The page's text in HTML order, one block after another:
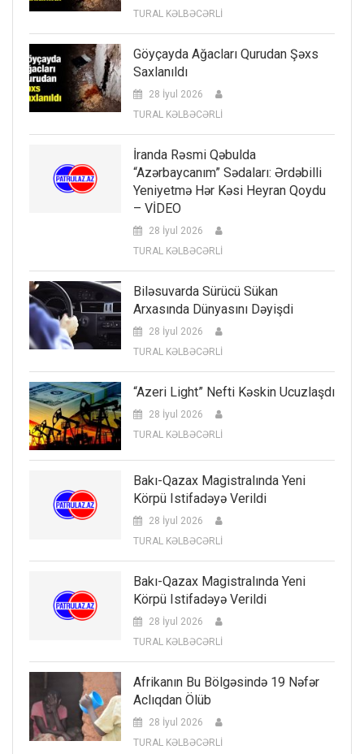
TURAL KƏLBƏCƏRLİ
Göyçayda Ağacları Qurudan Şəxs
Saxlanıldı
28 İyul 2026
TURAL KƏLBƏCƏRLİ
İranda Rəsmi Qəbulda
“Azərbaycanım” Sədaları: Ərdəbilli
Yeniyetmə Hər Kəsi Heyran Qoydu
– VİDEO
28 İyul 2026
TURAL KƏLBƏCƏRLİ
Biləsuvarda Sürücü Sükan
Arxasında Dünyasını Dəyişdi
28 İyul 2026
TURAL KƏLBƏCƏRLİ
“Azeri Light” Nefti Kəskin Ucuzlaşdı
28 İyul 2026
TURAL KƏLBƏCƏRLİ
Bakı-Qazax Magistralında Yeni
Körpü Istifadəyə Verildi
28 İyul 2026
TURAL KƏLBƏCƏRLİ
Bakı-Qazax Magistralında Yeni
Körpü Istifadəyə Verildi
28 İyul 2026
TURAL KƏLBƏCƏRLİ
Afrikanın Bu Bölgəsində 19 Nəfər
Aclıqdan Ölüb
28 İyul 2026
TURAL KƏLBƏCƏRLİ